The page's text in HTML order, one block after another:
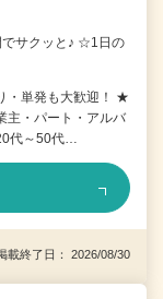
でサクッと♪ ☆1日の
・単発も大歓迎！ ★
主・パート・アルバ
代～50代…
終了日： 2026/08/30